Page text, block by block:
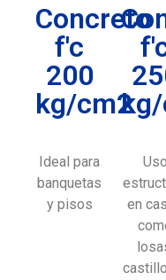
Concreto
f'c
200
kg/cm2
Ideal para
banquetas
y pisos
Uso
en